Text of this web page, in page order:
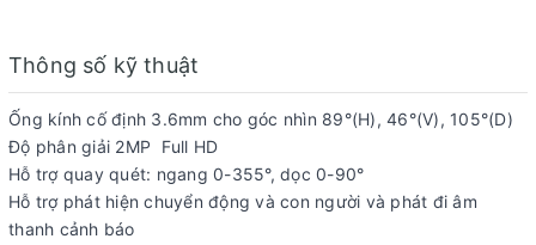
Thông số kỹ thuật
Ống kính cố định 3.6mm cho góc nhìn 89°(H), 46°(V), 105°(D)
Độ phân giải 2MP Full HD
Hỗ trợ quay quét: ngang 0-355°, dọc 0-90°
Hỗ trợ phát hiện chuyển động và con người và phát đi âm
thanh cảnh báo